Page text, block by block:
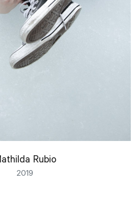
Rubio
2019